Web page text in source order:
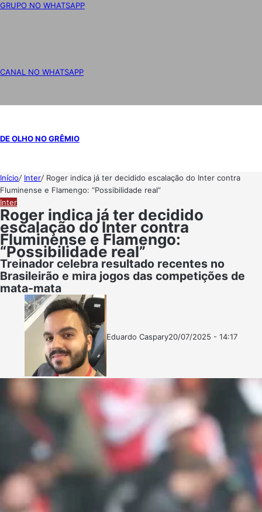
GRUPO NO WHATSAPP
CANAL NO WHATSAPP
DE OLHO NO GRÊMIO
Início/ Inter/ Roger indica já ter decidido escalação do Inter contra
Fluminense e Flamengo: “Possibilidade real”
Inter
Roger indica já ter decidido
escalação do Inter contra
Fluminense e Flamengo:
“Possibilidade real”
Treinador celebra resultado recentes no
Brasileirão e mira jogos das competições de
mata-mata
Eduardo CasparyFollow
Mande
20/07/2025 - 14:17